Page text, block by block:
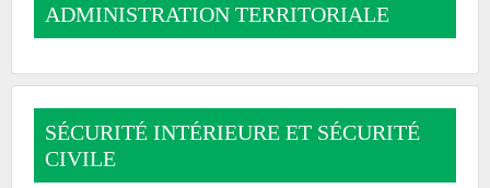
ADMINISTRATION TERRITORIALE
SÉCURITÉ INTÉRIEURE ET SÉCURITÉ
CIVILE